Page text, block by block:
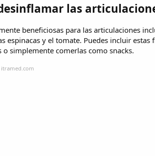
las
beneficiosas para las articulaciones
espinacas y el tomate. Puedes incluir estas
simplemente comerlas como snacks.
itramed.com